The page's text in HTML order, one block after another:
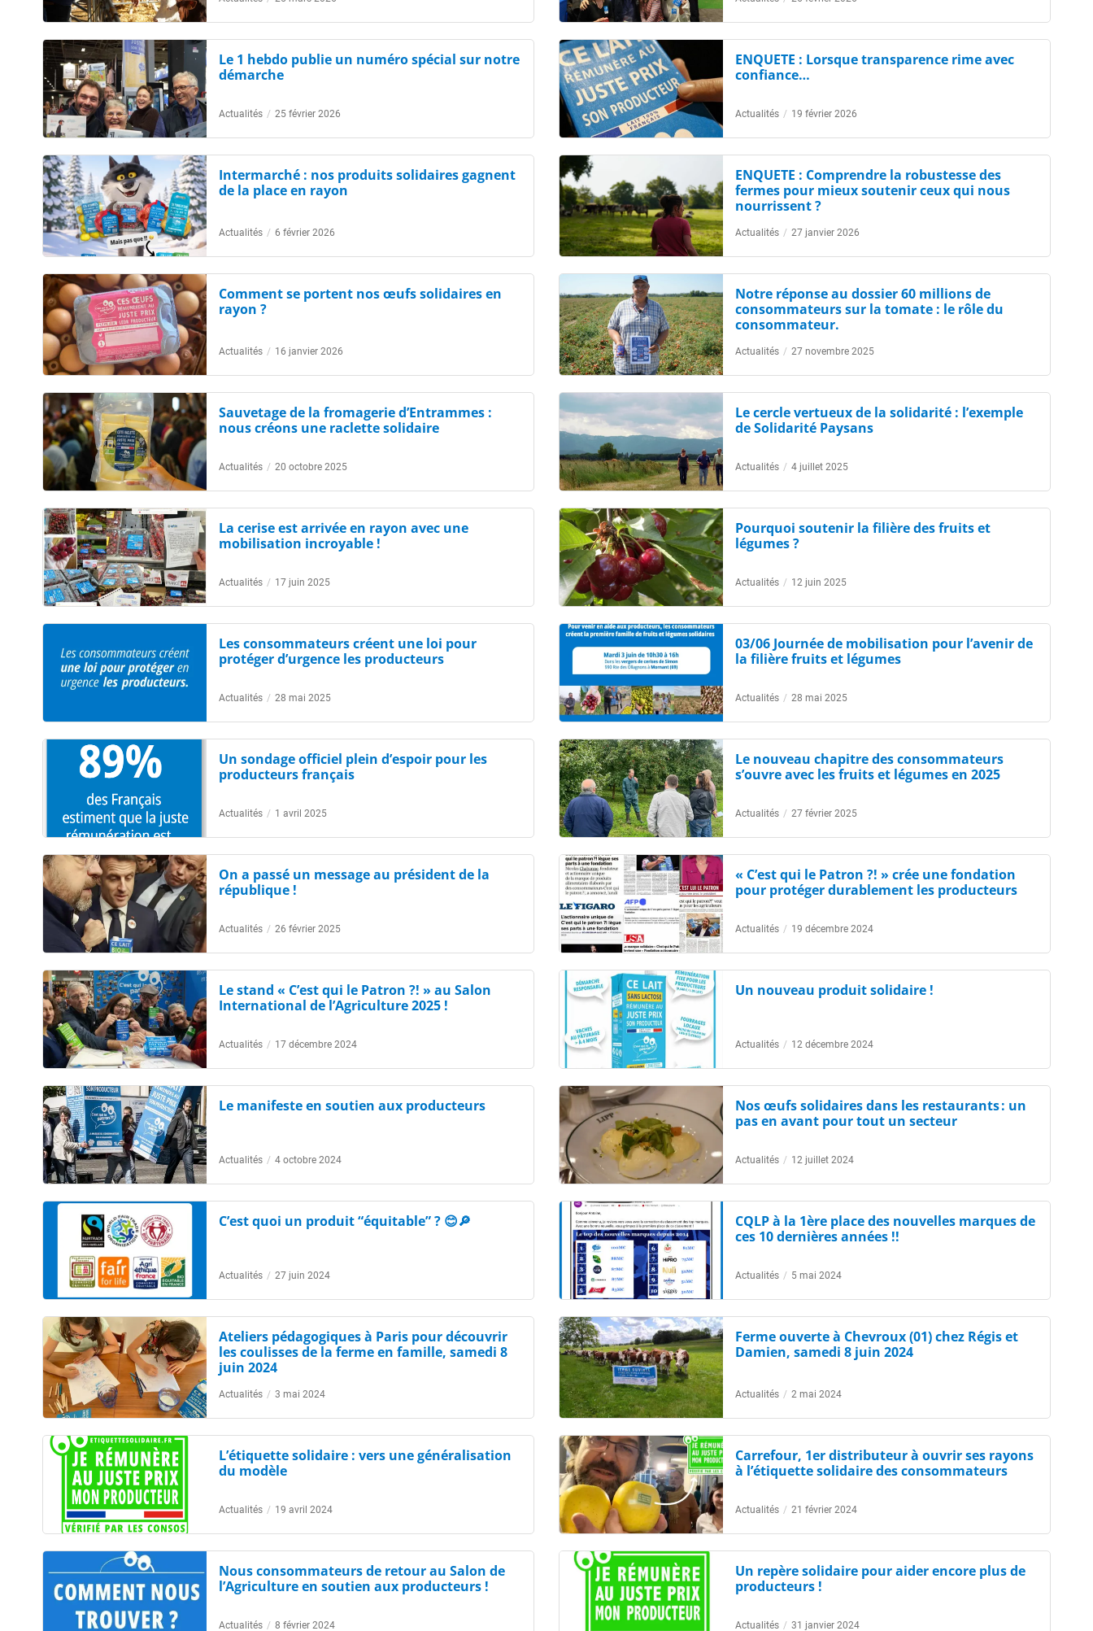
Le 1 hebdo publie un numéro spécial sur notre
démarche
Actualités / 25 février 2026
ENQUETE : Lorsque transparence rime avec
confiance…
Actualités / 19 février 2026
Intermarché : nos produits solidaires gagnent
de la place en rayon
Actualités / 6 février 2026
ENQUETE : Comprendre la robustesse des
fermes pour mieux soutenir ceux qui nous
nourrissent ?
Actualités / 27 janvier 2026
Comment se portent nos œufs solidaires en
rayon ?
Actualités / 16 janvier 2026
Notre réponse au dossier 60 millions de
consommateurs sur la tomate : le rôle du
consommateur.
Actualités / 27 novembre 2025
Sauvetage de la fromagerie d’Entrammes :
nous créons une raclette solidaire
Actualités / 20 octobre 2025
Le cercle vertueux de la solidarité : l’exemple
de Solidarité Paysans
Actualités / 4 juillet 2025
La cerise est arrivée en rayon avec une
mobilisation incroyable !
Actualités / 17 juin 2025
Pourquoi soutenir la filière des fruits et
légumes ?
Actualités / 12 juin 2025
Les consommateurs créent une loi pour
protéger d’urgence les producteurs
Actualités / 28 mai 2025
03/06 Journée de mobilisation pour l’avenir de
la filière fruits et légumes
Actualités / 28 mai 2025
Un sondage officiel plein d’espoir pour les
producteurs français
Actualités / 1 avril 2025
Le nouveau chapitre des consommateurs
s’ouvre avec les fruits et légumes en 2025​
Actualités / 27 février 2025
On a passé un message au président de la
république !
Actualités / 26 février 2025
« C’est qui le Patron ?! » crée une fondation
pour protéger durablement les producteurs
Actualités / 19 décembre 2024
Le stand « C’est qui le Patron ?! » au Salon
International de l’Agriculture 2025 !
Actualités / 17 décembre 2024
Un nouveau produit solidaire !
Actualités / 12 décembre 2024
Le manifeste en soutien aux producteurs
Actualités / 4 octobre 2024
Nos œufs solidaires dans les restaurants : un
pas en avant pour tout un secteur
Actualités / 12 juillet 2024
C’est quoi un produit “équitable” ? 😊🔎
Actualités / 27 juin 2024
CQLP à la 1ère place des nouvelles marques de
ces 10 dernières années !!
Actualités / 5 mai 2024
Ateliers pédagogiques à Paris pour découvrir
les coulisses de la ferme en famille, samedi 8
juin 2024
Actualités / 3 mai 2024
Ferme ouverte à Chevroux (01) chez Régis et
Damien, samedi 8 juin 2024
Actualités / 2 mai 2024
L’étiquette solidaire : vers une généralisation
du modèle
Actualités / 19 avril 2024
Carrefour, 1er distributeur à ouvrir ses rayons
à l’étiquette solidaire des consommateurs
Actualités / 21 février 2024
Nous consommateurs de retour au Salon de
l’Agriculture en soutien aux producteurs !
Actualités / 8 février 2024
Un repère solidaire pour aider encore plus de
producteurs !
Actualités / 31 janvier 2024